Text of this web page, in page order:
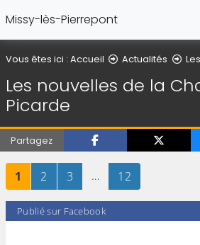
Missy-lès-Pierrepont
Vous êtes ici : Accueil Actualités
Les nouvelles de la
Picarde
Partagez
Page
1 sur 12Page
2 sur 12Page
3sur 12
… Page
12sur 12
Publié sur Facebook